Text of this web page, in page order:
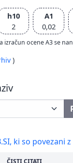
h10
2
A1
0,02
izračun ocene A3 se
)
ki so povezani
ČISTI CITATI